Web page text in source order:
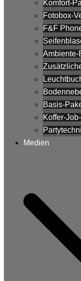
Komfort-
Fotobox-
F&F
Ambiente-
Basis-
Koffer-
Medien